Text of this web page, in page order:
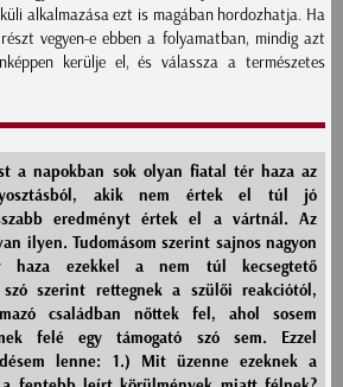
alkalmazása ezt is magában hordozhatja. Ha
vegyen-e ebben a folyamatban, mindig azt
kerülje el, és válassza a természetes
a napokban sok olyan fiatal tér haza az
akik nem értek el túl jó
eredményt értek el a vártnál. Az
ilyen. Tudomásom szerint sajnos nagyon
haza ezekkel a nem túl kecsegtető
szó szerint rettegnek a szülői reakciótól,
családban nőttek fel, ahol sosem
felé egy támogató szó sem. Ezzel
lenne: 1.) Mit üzenne ezeknek a